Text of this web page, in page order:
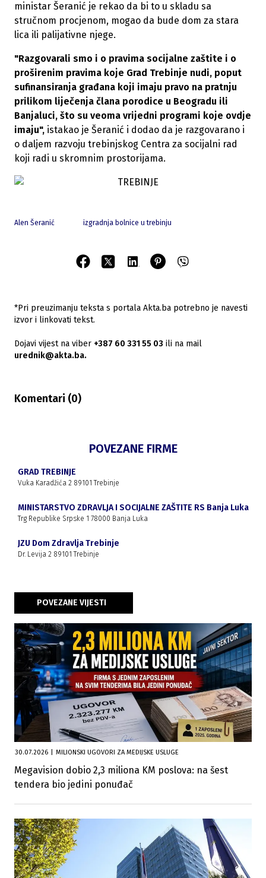
ministar Šeranić je rekao da bi to u skladu sa
stručnom procjenom, mogao da bude dom za stara
lica ili palijativne njege.
"Razgovarali smo i o pravima socijalne zaštite i o
proširenim pravima koje Grad Trebinje nudi, poput
sufinansiranja građana koji imaju pravo na pratnju
prilikom liječenja člana porodice u Beogradu ili
Banjaluci, što su veoma vrijedni programi koje ovdje
imaju", istakao je Šeranić i dodao da je razgovarano i
o daljem razvoju trebinjskog Centra za socijalni rad
koji radi u skromnim prostorijama.
Alen Šeranić izgradnja bolnice u trebinju
*Pri preuzimanju teksta s portala Akta.ba potrebno je navesti
izvor i linkovati tekst.
Dojavi vijest na viber +387 60 331 55 03 ili na mail
urednik@akta.ba.
Komentari (0)
POVEZANE FIRME
GRAD TREBINJE
Vuka Karadžića 2 89101 Trebinje
MINISTARSTVO ZDRAVLJA I SOCIJALNE ZAŠTITE RS Banja Luka
Trg Republike Srpske 1 78000 Banja Luka
JZU Dom Zdravlja Trebinje
Dr. Levija 2 89101 Trebinje
POVEZANE VIJESTI
30.07.2026 MILIONSKI UGOVORI ZA MEDIJSKE USLUGE
Megavision dobio 2,3 miliona KM poslova: na šest
tendera bio jedini ponuđač